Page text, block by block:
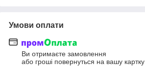
Умови оплати
Ви отримаєте замовлення
або гроші повернуться на вашу картку